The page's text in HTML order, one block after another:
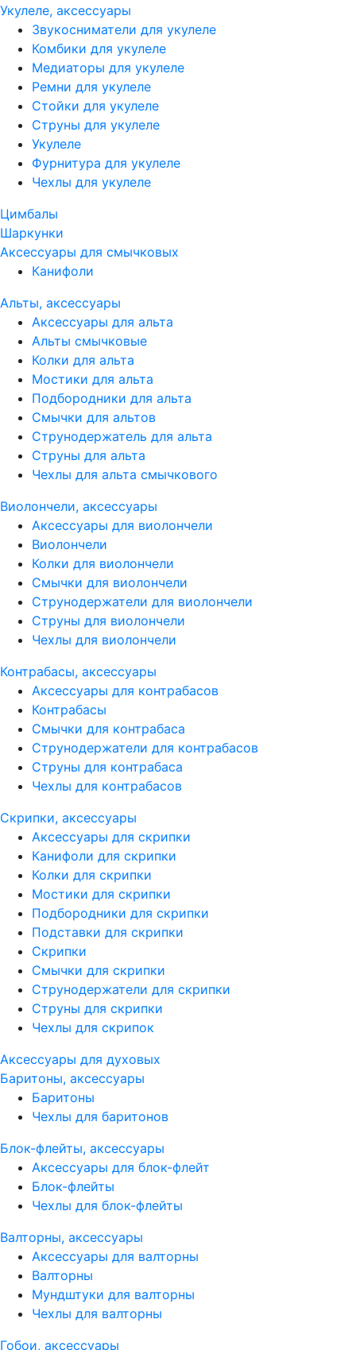
Укулеле, аксессуары
Звукосниматели для укулеле
Комбики для укулеле
Медиаторы для укулеле
Ремни для укулеле
Стойки для укулеле
Струны для укулеле
Укулеле
Фурнитура для укулеле
Чехлы для укулеле
Цимбалы
Шаркунки
Аксессуары для смычковых
Канифоли
Альты, аксессуары
Аксессуары для альта
Альты смычковые
Колки для альта
Мостики для альта
Подбородники для альта
Смычки для альтов
Струнодержатель для альта
Струны для альта
Чехлы для альта смычкового
Виолончели, аксессуары
Аксессуары для виолончели
Виолончели
Колки для виолончели
Смычки для виолончели
Струнодержатели для виолончели
Струны для виолончели
Чехлы для виолончели
Контрабасы, аксессуары
Аксессуары для контрабасов
Контрабасы
Смычки для контрабаса
Струнодержатели для контрабасов
Струны для контрабаса
Чехлы для контрабасов
Скрипки, аксессуары
Аксессуары для скрипки
Канифоли для скрипки
Колки для скрипки
Мостики для скрипки
Подбородники для скрипки
Подставки для скрипки
Скрипки
Смычки для скрипки
Струнодержатели для скрипки
Струны для скрипки
Чехлы для скрипок
Аксессуары для духовых
Баритоны, аксессуары
Баритоны
Чехлы для баритонов
Блок-флейты, аксессуары
Аксессуары для блок-флейт
Блок-флейты
Чехлы для блок-флейты
Валторны, аксессуары
Аксессуары для валторны
Валторны
Мундштуки для валторны
Чехлы для валторны
Гобои, аксессуары